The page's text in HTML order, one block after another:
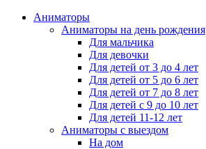
Аниматоры
Аниматоры на день рождения
Для мальчика
Для девочки
Для детей от 3 до 4 лет
Для детей от 5 до 6 лет
Для детей от 7 до 8 лет
Для детей с 9 до 10 лет
Для детей 11-12 лет
Аниматоры с выездом
На дом